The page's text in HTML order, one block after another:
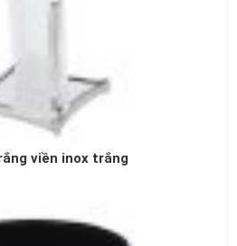
viền inox trắng